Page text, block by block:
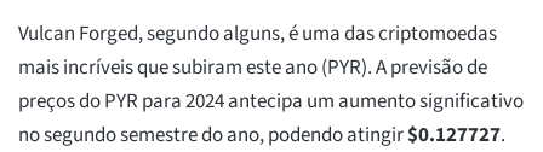
Vulcan Forged, segundo alguns, é uma das criptomoedas
mais incríveis que subiram este ano (PYR). A previsão de
preços do PYR para 2024 antecipa um aumento significativo
no segundo semestre do ano, podendo atingir$0.127727.